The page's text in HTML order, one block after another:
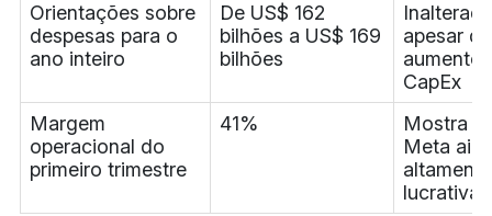
Orientações sobre
despesas para o
ano inteiro
De US$ 162
bilhões a US$ 169
bilhões
apesar do
aumento
CapEx
Margem
operacional do
primeiro trimestre
41%
Mostra
Meta
altamente
lucrativa.